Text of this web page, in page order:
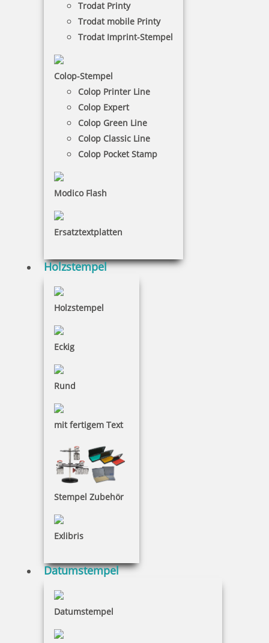
Trodat Printy
Trodat mobile Printy
Trodat Imprint-Stempel
Colop-Stempel
Colop Printer Line
Colop Expert
Colop Green Line
Colop Classic Line
Colop Pocket Stamp
Modico Flash
Ersatztextplatten
Holzstempel
Holzstempel
Eckig
Rund
mit fertigem Text
Stempel Zubehör
Exlibris
Datumstempel
Datumstempel
denn durch ihn kann man ganz leicht die
Firmenadresse abdrucken. Der Textstempel ist
individuell gestaltbar.
NACH WUNSCHSTEMPEL FILTERN
€-
€+
43 Artikel in der Kategorie
Trodat Printy 4910 zum selbstgestalten 25 x 9 mm
Jetzt gestalten